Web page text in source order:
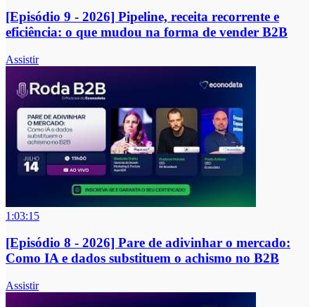
[Episódio 9 - 2026] Pipeline, receita recorrente e
eficiência: o que mudou na forma de vender B2B
Assistir
1:03:15
[Episódio 8 - 2026] Pare de adivinhar o mercado:
Como IA e dados substituem o achismo no B2B
Assistir